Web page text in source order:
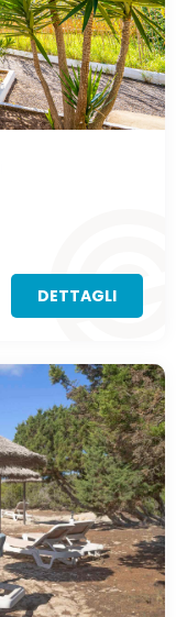
DETTAGLI